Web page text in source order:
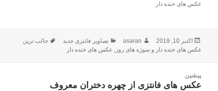
عکس های خنده دار
ارسال
شده
اکتبر 10, 2019 نویسنده
asaran دسته‌ها
تصاویر فانتزی جدید برچسب‌ها
جالب ترین
عکس های خنده دار و سوژه های روز, عکس های خنده دار
نوشته
پیشین
نوشته
عکس های فانتزی از چهره دختران معروف